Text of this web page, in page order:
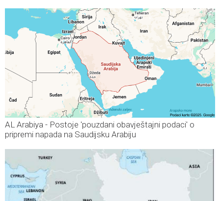
AL Arabiya - Postoje 'pouzdani obavještajni podaci' o
pripremi napada na Saudijsku Arabiju